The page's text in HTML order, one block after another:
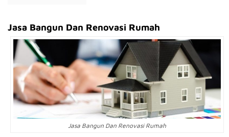
Jasa Bangun Dan Renovasi Rumah
Jasa Bangun Dan Renovasi Rumah